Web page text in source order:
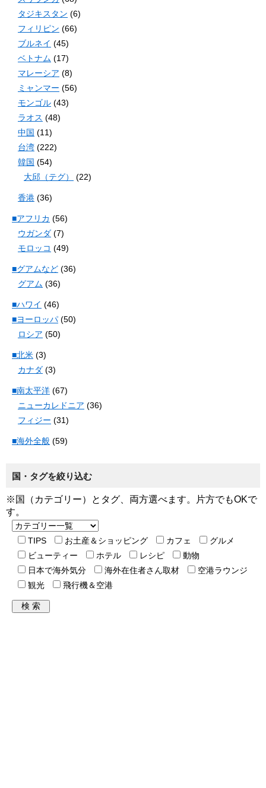
タジキスタン (6)
フィリピン (66)
ブルネイ (45)
ベトナム (17)
マレーシア (8)
ミャンマー (56)
モンゴル (43)
ラオス (48)
中国 (11)
台湾 (222)
韓国 (54)
大邱（テグ）
(22)
香港 (36)
■アフリカ (56)
ウガンダ (7)
モロッコ (49)
■グアムなど (36)
グアム (36)
■ハワイ (46)
■ヨーロッパ (50)
ロシア (50)
■北米 (3)
カナダ (3)
■南太平洋 (67)
ニューカレドニア (36)
フィジー (31)
■海外全般 (59)
国・タグを絞り込む
※国（カテゴリー）とタグ、両方選べます。片方でもOKで
す。
TIPS お土産＆ショッピング カフェ
グルメ
ビューティー
ホテル レシピ
動物
日本で海外気分
海外在住者さん取材
空港ラウンジ
観光
飛行機＆空港